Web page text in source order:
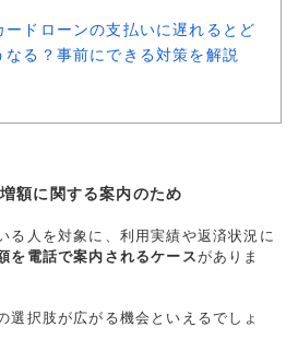
ードローンの支払いに遅れるとど
なる？事前にできる対策を解説
額に関する案内のため
る人を対象に、利用実績や返済状況に
を電話で案内されるケースがありま
選択肢が広がる機会といえるでしょ